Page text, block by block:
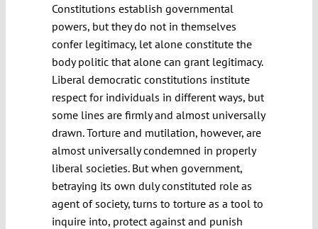
Constitutions establish governmental
powers, but they do not in themselves
confer legitimacy, let alone constitute the
body politic that alone can grant legitimacy.
Liberal democratic constitutions institute
respect for individuals in different ways, but
some lines are firmly and almost universally
drawn. Torture and mutilation, however, are
almost universally condemned in properly
liberal societies. But when government,
betraying its own duly constituted role as
agent of society, turns to torture as a tool to
inquire into, protect against and punish